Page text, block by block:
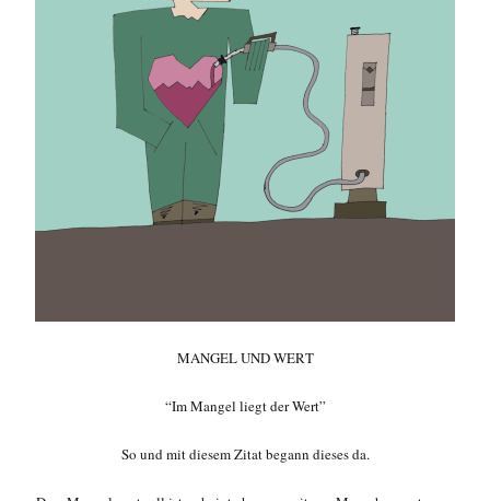
MANGEL UND WERT
“Im Mangel liegt der Wert”
So und mit diesem Zitat begann dieses da.